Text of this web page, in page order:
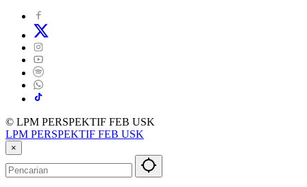
© LPM PERSPEKTIF FEB USK
LPM PERSPEKTIF FEB USK
×